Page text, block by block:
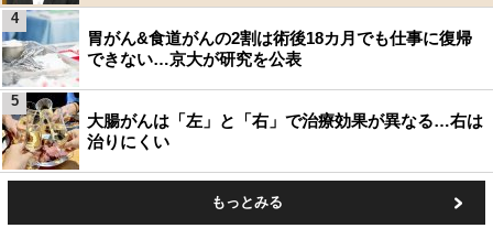
胃がん&食道がんの2割は術後18カ月でも仕事に復帰
できない…京大が研究を公表
4
大腸がんは「左」と「右」で治療効果が異なる…右は
治りにくい
5
もっとみる